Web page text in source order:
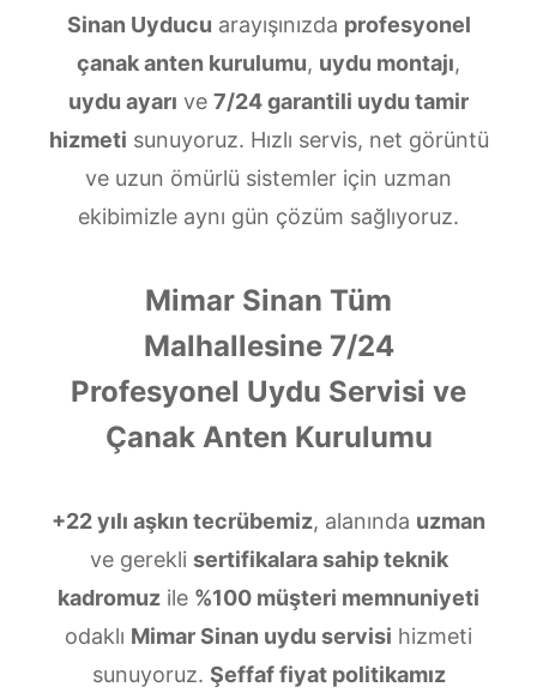
Sinan Uyducu arayışınızda profesyonel
çanak anten kurulumu, uydu montajı,
uydu ayarı ve 7/24 garantili uydu tamir
hizmeti sunuyoruz. Hızlı servis, net görüntü
ve uzun ömürlü sistemler için uzman
ekibimizle aynı gün çözüm sağlıyoruz.
Mimar Sinan Tüm
Malhallesine 7/24
Profesyonel Uydu Servisi ve
Çanak Anten Kurulumu
+22 yılı aşkın tecrübemiz, alanında uzman
ve gerekli sertifikalara sahip teknik
kadromuz ile %100 müşteri memnuniyeti
odaklı Mimar Sinan uydu servisi hizmeti
sunuyoruz. Şeffaf fiyat politikamız